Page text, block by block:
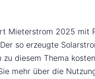
Mieterstrom 2025 mit
so erzeugte
zu diesem Thema
mehr über die